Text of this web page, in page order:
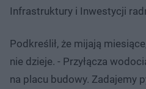
Infrastruktury i Inwestycji
Podkreślił, że mijają
nie dzieje. - Przyłącza
na placu budowy. Zadajemy